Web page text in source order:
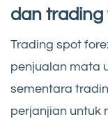
dan trading
Trading spot
penjualan mata
sementara
perjanjian untuk